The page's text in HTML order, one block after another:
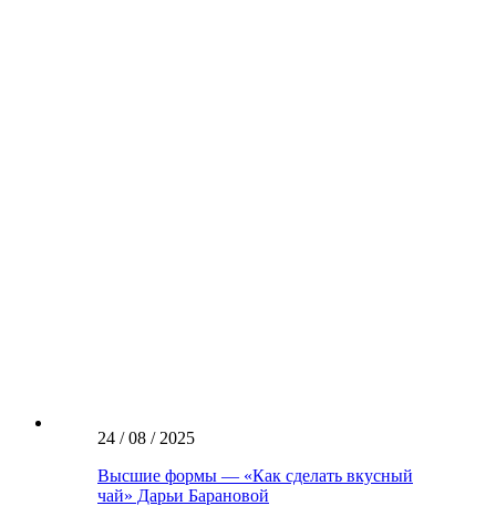
24 / 08 / 2025
Высшие формы — «Как сделать вкусный
чай» Дарьи Барановой